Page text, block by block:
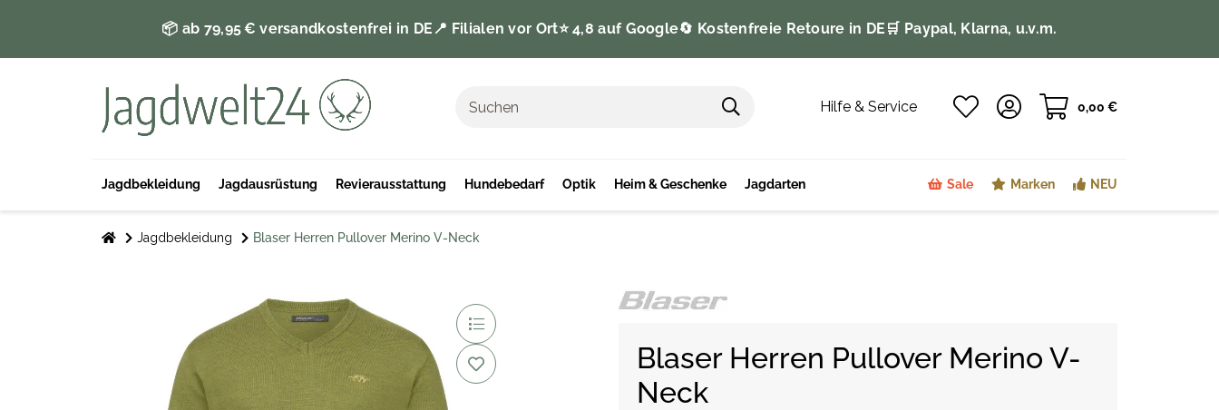
📦 ab 79,95 € versandkostenfrei in DE 📍 Filialen vor Ort⭐️ 4,8 auf Google🔄 Kostenfreie Retoure in DE 🛒 Paypal, Klarna, u.v.m.
Hilfe & Service 0,00 €
Jagdbekleidung Jagdausrüstung Revierausstattung Hundebedarf Optik Heim & Geschenke Jagdarten Sale Marken NEU
Jagdbekleidung Blaser Herren Pullover Merino V-Neck
Blaser Herren Pullover Merino V-
Neck